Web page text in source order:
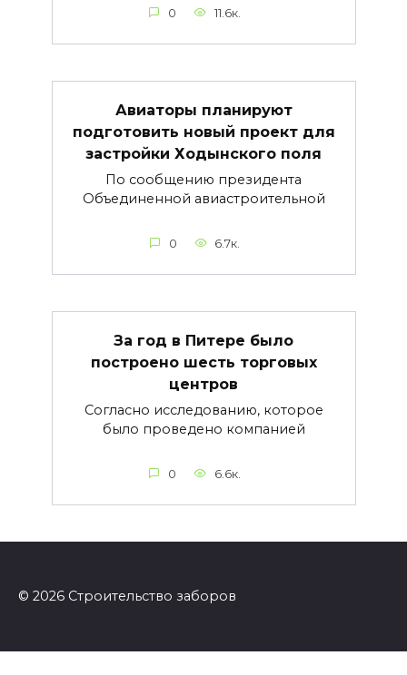
0 11.6к.
Авиаторы планируют
подготовить новый проект для
застройки Ходынского поля
По сообщению президента
Объединенной авиастроительной
0 6.7к.
За год в Питере было
построено шесть торговых
центров
Согласно исследованию, которое
было проведено компанией
0 6.6к.
© 2026 Строительство заборов